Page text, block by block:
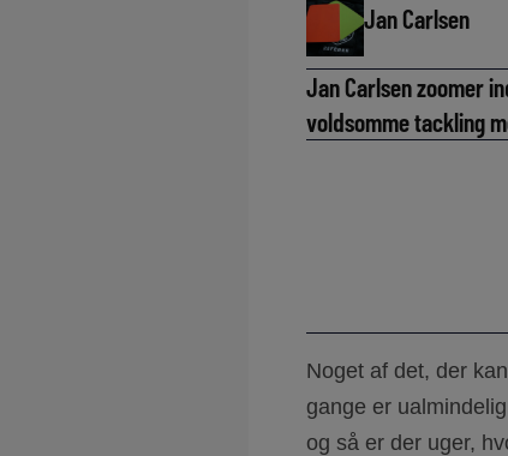
Jan Carlsen
Jan Carlsen zoomer
voldsomme tackling
Noget af det, der
gange er
og så er der uger,